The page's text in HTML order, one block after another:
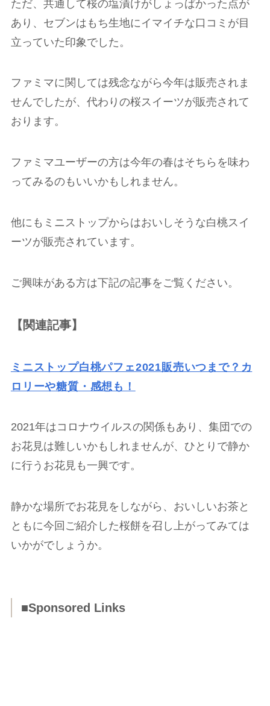
ただ、共通して桜の塩漬けがしょっぱかった点が
あり、セブンはもち生地にイマイチな口コミが目
立っていた印象でした。
ファミマに関しては残念ながら今年は販売されま
せんでしたが、代わりの桜スイーツが販売されて
おります。
ファミマユーザーの方は今年の春はそちらを味わ
ってみるのもいいかもしれません。
他にもミニストップからはおいしそうな白桃スイ
ーツが販売されています。
ご興味がある方は下記の記事をご覧ください。
【関連記事】
ミニストップ白桃パフェ2021販売いつまで？カ
ロリーや糖質・感想も！
2021年はコロナウイルスの関係もあり、集団での
お花見は難しいかもしれませんが、ひとりで静か
に行うお花見も一興です。
静かな場所でお花見をしながら、おいしいお茶と
ともに今回ご紹介した桜餅を召し上がってみては
いかがでしょうか。
■Sponsored Links